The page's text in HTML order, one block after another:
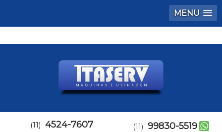
MENU
(11) 4524-7607 (11) 99830-5519